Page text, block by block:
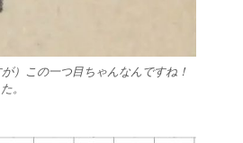
）この一つ目ちゃんなんですね！
。